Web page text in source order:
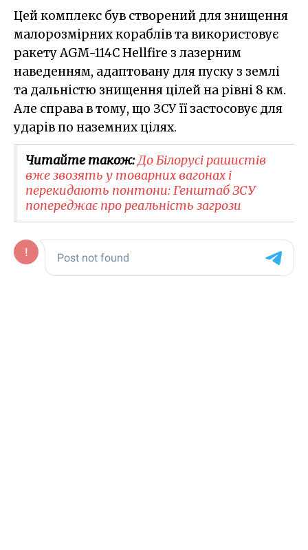
Цей комплекс був створений для знищення
малорозмірних кораблів та використовує
ракету AGM-114C Hellfire з лазерним
наведенням, адаптовану для пуску з землі
та дальністю знищення цілей на рівні 8 км.
Але справа в тому, що ЗСУ її застосовує для
ударів по наземних цілях.
Читайте також:До Білорусі рашистів
вже звозять у товарних вагонах і
перекидають понтони: Генштаб ЗСУ
попереджає про реальність загрози